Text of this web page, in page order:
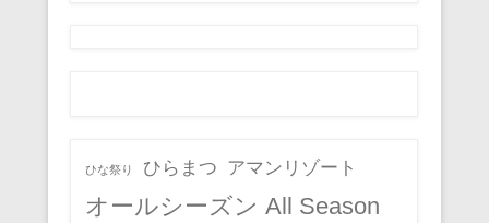
ひな祭り ひらまつ アマンリゾート
オールシーズン All Season